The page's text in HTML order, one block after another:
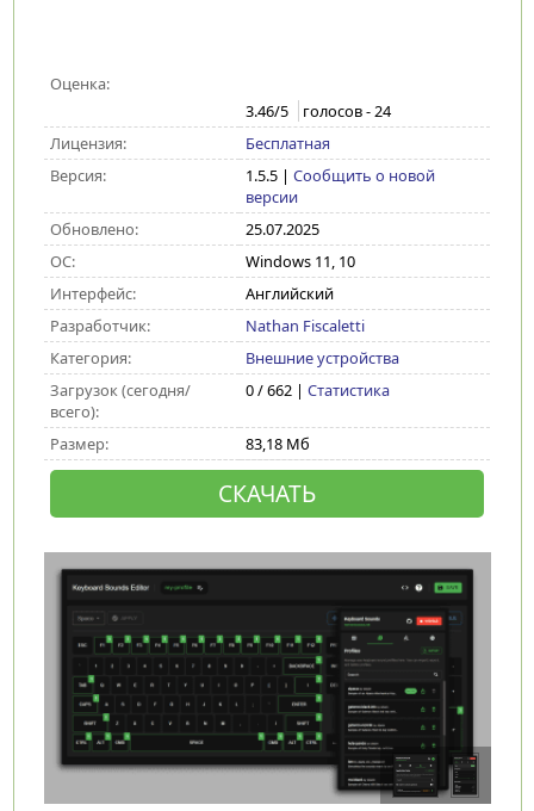
Оценка:
3.46/5 голосов -24
Лицензия:
Бесплатная
Версия:
1.5.5| Сообщить о новой
версии
Обновлено:
25.07.2025
ОС:
Windows 11, 10
Интерфейс:
Английский
Разработчик:
Nathan Fiscaletti
Категория:
Внешние устройства
Загрузок (сегодня/
всего):
0 / 662 | Статистика
Размер: 83,18 Мб
СКАЧАТЬ